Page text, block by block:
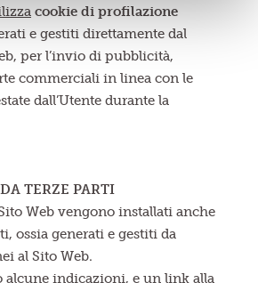
cookie di profilazione
e gestiti direttamente dal
per l’invio di pubblicità,
commerciali in linea con le
dall’Utente durante la
TERZE PARTI
Web vengono installati anche
ossia generati e gestiti da
al Sito Web.
alcune indicazioni, e un link alla